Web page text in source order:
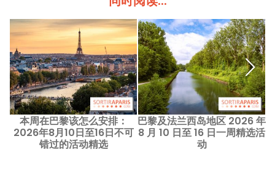
本周在巴黎该怎么安排：
2026年8月10日至16日不可
错过的活动精选
巴黎及法兰西岛地区 2026 年
8 月 10 日至 16 日一周精选活
动